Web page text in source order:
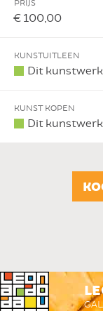
PRIJS
€ 100,00
KUNSTUITLEEN
Dit
KUNST KOPEN
Dit